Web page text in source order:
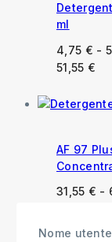
ml
4,75 € -
51,55 €
AF 97
31,55 € -
Nome